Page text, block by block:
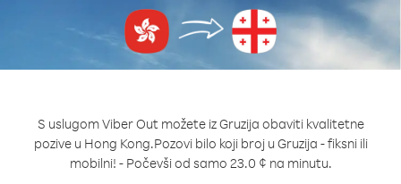
S uslugom Viber Out možete iz Gruzija obaviti kvalitetne
pozive u Hong Kong.Pozovi bilo koji broj u Gruzija - fiksni ili
mobilni! - Počevši od samo 23.0 ¢ na minutu.